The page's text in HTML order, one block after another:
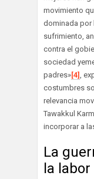
movimiento
dominada por
sufrimiento,
contra el
sociedad
padres»[4] ,
costumbres
relevancia
Tawakkul
incorporar a
La
la